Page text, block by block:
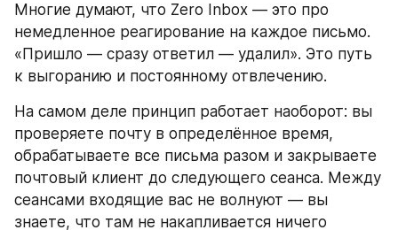
Многие думают, что Zero Inbox — это про
немедленное реагирование на каждое письмо.
«Пришло — сразу ответил — удалил». Это путь
к выгоранию и постоянному отвлечению.
На самом деле принцип работает наоборот: вы
проверяете почту в определённое время,
обрабатываете все письма разом и закрываете
почтовый клиент до следующего сеанса. Между
сеансами входящие вас не волнуют — вы
знаете, что там не накапливается ничего